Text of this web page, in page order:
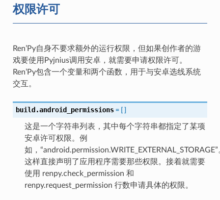
权限许可
Ren’Py自身不要求额外的运行权限，但如果创作者的游
戏要使用Pyjnius调用安卓，就需要申请权限许可。
Ren’Py包含一个变量和两个函数，用于与安卓选线系统
交互。
build.android_permissions = [ ]
这是一个字符串列表，其中每个字符串都指定了某项
安卓许可权限。例
如，“android.permission.WRITE_EXTERNAL_STORAGE”
这样直接声明了应用程序需要那些权限。接着就需要
使用 renpy.check_permission 和
renpy.request_permission 行数申请具体的权限。